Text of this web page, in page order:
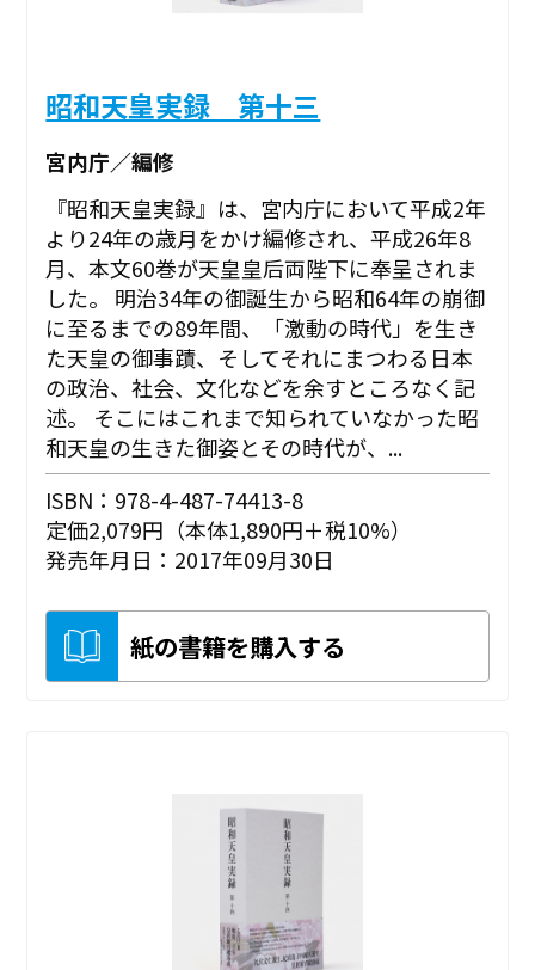
昭和天皇実録 第十三
宮内庁／編修
『昭和天皇実録』は、宮内庁において平成2年
より24年の歳月をかけ編修され、平成26年8
月、本文60巻が天皇皇后両陛下に奉呈されま
した。 明治34年の御誕生から昭和64年の崩御
に至るまでの89年間、「激動の時代」を生き
た天皇の御事蹟、そしてそれにまつわる日本
の政治、社会、文化などを余すところなく記
述。 そこにはこれまで知られていなかった昭
和天皇の生きた御姿とその時代が、...
ISBN：978-4-487-74413-8
定価2,079円（本体1,890円＋税10%）
発売年月日：2017年09月30日
紙の書籍を購入する